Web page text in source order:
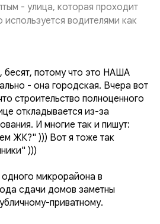
- улица, которая проходит
водителями как
бесят, потому что это НАША
- она городская. Вчера вот
строительство полноценного
откладывается из-за
И многие так и пишут:
ЖК?" ))) Вот я тоже так
)))
микрорайона в
сдачи домов заметны
приватному.